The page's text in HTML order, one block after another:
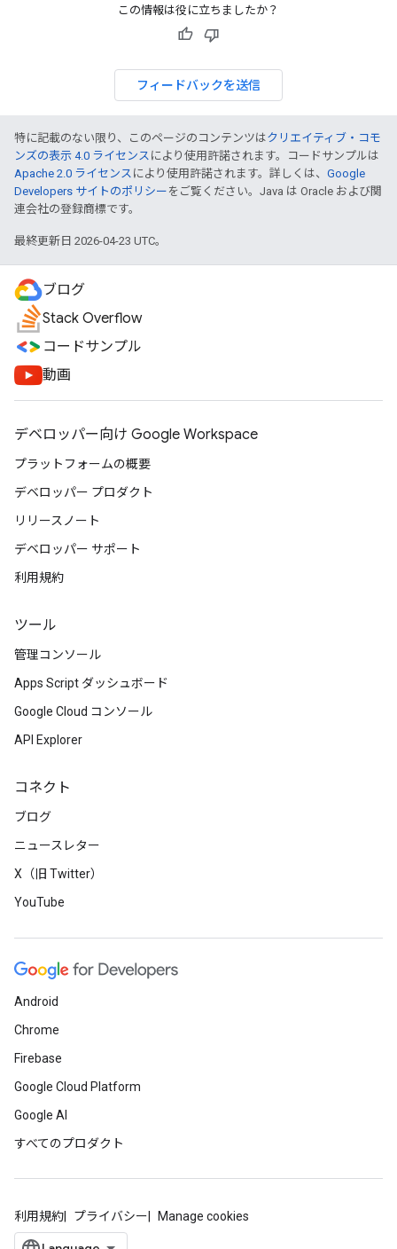
この情報は役に立ちましたか？
フィードバックを送信
特に記載のない限り、このページのコンテンツはクリエイティブ・コモ
ンズの表示 4.0 ライセンス により使用許諾されます。コードサンプルは
Apache 2.0 ライセンス により使用許諾されます。詳しくは、 Google
Developers サイトのポリシー をご覧ください。Java は Oracle および関
連会社の登録商標です。
最終更新日 2026-04-23 UTC。
ブログ
Stack Overflow
コードサンプル
動画
デベロッパー向け Google Workspace
プラットフォームの概要
デベロッパー プロダクト
リリースノート
デベロッパー サポート
利用規約
ツール
管理コンソール
Apps Script ダッシュボード
Google Cloud コンソール
API Explorer
コネクト
ブログ
ニュースレター
X（旧 Twitter）
YouTube
Android
Chrome
Firebase
Google Cloud Platform
Google AI
すべてのプロダクト
利用規約 プライバシー Manage cookies